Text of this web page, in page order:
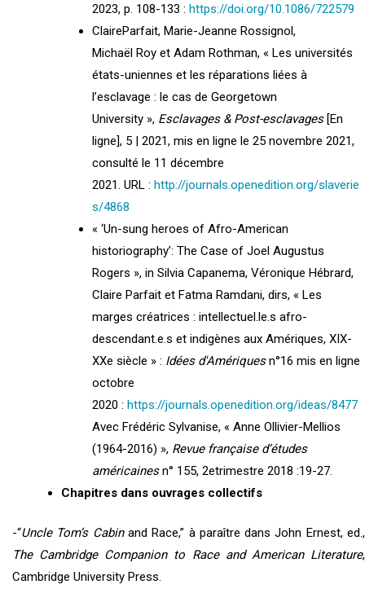
2023, p. 108-133 : https://doi.org/10.1086/722579
ClaireParfait, Marie-Jeanne Rossignol,
Michaël Roy et Adam Rothman, « Les universités
états-uniennes et les réparations liées à
l’esclavage : le cas de Georgetown
University », Esclavages & Post-esclavages[En
ligne], 5 | 2021, mis en ligne le 25 novembre 2021,
consulté le 11 décembre
2021. URL : http://journals.openedition.org/slaverie
s/4868
« ‘Un-sung heroes of Afro-American
historiography’: The Case of Joel Augustus
Rogers », in Silvia Capanema, Véronique Hébrard,
Claire Parfait et Fatma Ramdani, dirs, « Les
marges créatrices : intellectuel.le.s afro-
descendant.e.s et indigènes aux Amériques, XIX-
XXe siècle » : Idées d'Amériquesn°16 mis en ligne
octobre
2020 : https://journals.openedition.org/ideas/8477
Avec Frédéric Sylvanise, « Anne Ollivier-Mellios
(1964-2016) », Revue française d’études
américainesn° 155, 2etrimestre 2018 :19-27.
Chapitres dans ouvrages collectifs
-“Uncle Tom’s Cabinand Race,” à paraître dans John Ernest, ed.,
The Cambridge Companion to Race and American Literature,
Cambridge University Press.